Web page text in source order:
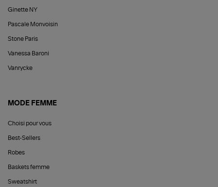
Ginette NY
Pascale Monvoisin
Stone Paris
Vanessa Baroni
Vanrycke
MODE FEMME
Choisi pour vous
Best-Sellers
Robes
Baskets femme
Sweatshirt